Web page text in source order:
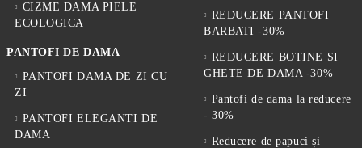
CIZME DAMA PIELE
ECOLOGICA
PANTOFI DE DAMA
PANTOFI DAMA DE ZI CU
ZI
PANTOFI ELEGANTI DE
DAMA
REDUCERE PANTOFI
BARBATI -30%
REDUCERE BOTINE SI
GHETE DE DAMA -30%
Pantofi de dama la reducere
- 30%
Reducere de papuci și